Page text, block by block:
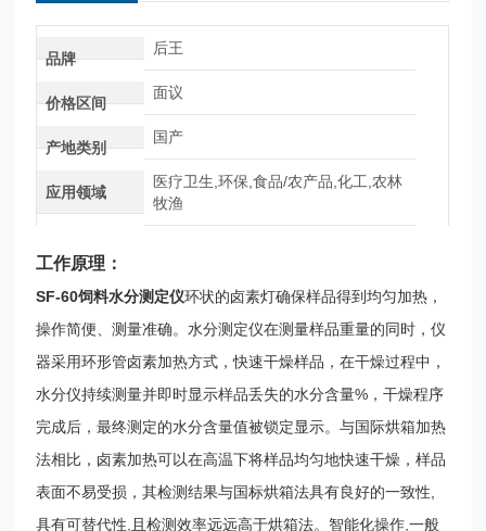
品牌
后王
价格区间
面议
产地类别
国产
应用领域
医疗卫生,环保,食品/农产品,化工,农林
牧渔
工作原理：
SF-60饲料水分测定仪环状的卤素灯确保样品得到均匀加热，
操作简便、测量准确。水分测定仪在测量样品重量的同时，仪
器采用环形管卤素加热方式，快速干燥样品，在干燥过程中，
水分仪持续测量并即时显示样品丢失的水分含量%，干燥程序
完成后，最终测定的水分含量值被锁定显示。与国际烘箱加热
法相比，卤素加热可以在高温下将样品均匀地快速干燥，样品
表面不易受损，其检测结果与国标烘箱法具有良好的一致性,
具有可替代性,且检测效率远远高于烘箱法。智能化操作,一般